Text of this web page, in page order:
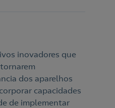
inovadores que
dos aparelhos
capacidades
de implementar